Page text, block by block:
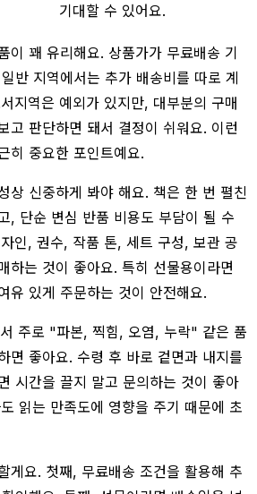
기대할 수 있어요.
이 꽤 유리해요. 상품가가 무료배송 기
반 지역에서는 추가 배송비를 따로 계
지역은 예외가 있지만, 대부분의 구매
고 판단하면 돼서 결정이 쉬워요. 이런
히 중요한 포인트예요.
상 신중하게 봐야 해요. 책은 한 번 펼친
, 단순 변심 반품 비용도 부담이 될 수
인, 권수, 작품 톤, 세트 구성, 보관 공
하는 것이 좋아요. 특히 선물용이라면
유 있게 주문하는 것이 안전해요.
주로 "파본, 찍힘, 오염, 누락" 같은 품
면 좋아요. 수령 후 바로 겉면과 내지를
시간을 끌지 말고 문의하는 것이 좋아
읽는 만족도에 영향을 주기 때문에 초
게요. 첫째, 무료배송 조건을 활용해 추